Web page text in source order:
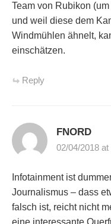
Team von Rubikon
und weil diese dem
Windmühlen ähnelt,
einschätzen.
Reply
FNORD
02/04/2018 at
Infotainment ist
Journalismus – dass
falsch ist, reicht nicht